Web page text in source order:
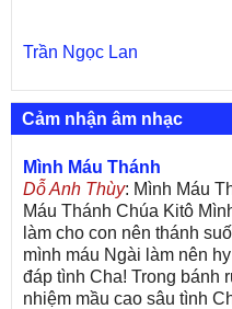
Trần Ngọc Lan
Cảm nhận âm nhạc
Mình Máu Thánh
Dỗ Anh Thùy: Mình Máu
Máu Thánh Chúa Kitô
làm cho con nên thánh
mình máu Ngài làm nên
đáp tình Cha! Trong bánh
nhiệm mầu cao sâu tình